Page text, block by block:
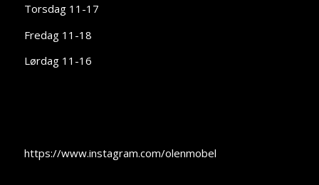
Torsdag 11-17
Fredag 11-18
Lørdag 11-16
https://www.instagram.com/olenmobel